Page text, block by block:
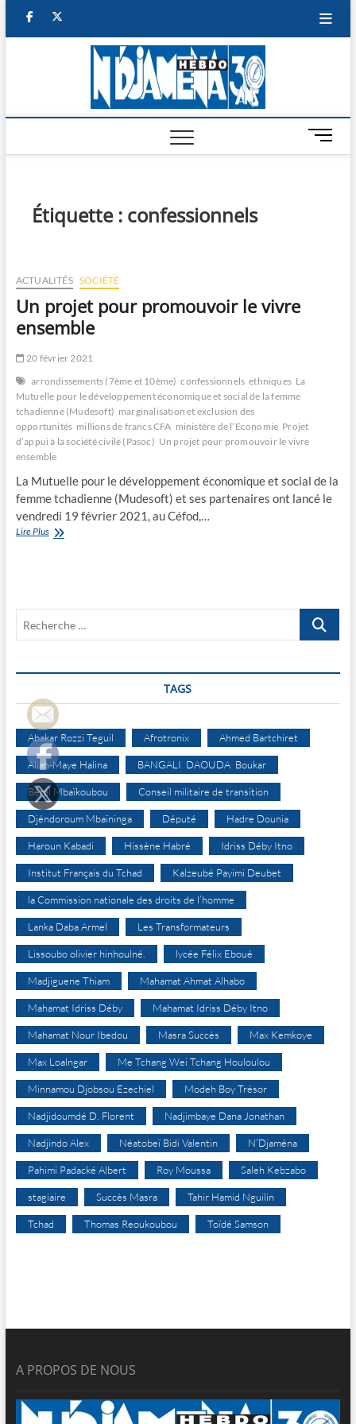
facebook
M
e
Étiquette : confessionnels
ACTUALITÉS SOCIÉTÉ
Un projet pour promouvoir le vivre
ensemble
20 février 2021
arrondissements (7ème et 10ème) confessionnels ethniques La
Mutuelle pour le développement économique et social de la femme
tchadienne (Mudesoft) marginalisation et exclusion des
opportunités millions de francs CFA ministère de l’Economie Projet
d’appui à la société civile (Pasoc) Un projet pour promouvoir le vivre
ensemble
La Mutuelle pour le développement économique et social de la
femme tchadienne (Mudesoft) et ses partenaires ont lancé le
vendredi 19 février 2021, au Céfod,…
Lire PlusUn
Recherche
TAGS
Abakar Rozzi Teguil Afrotronix Ahmed Bartchiret
Allah-Maye Halina BANGALI DAOUDA Boukar
Béral Mbaïkoubou Conseil militaire de transition
Djéndoroum Mbaïninga Député Hadre Dounia
Haroun Kabadi Hissène Habré Idriss Déby Itno
Institut Français du Tchad Kalzeubé Payimi Deubet
la Commission nationale des droits de l’homme
Lanka Daba Armel Les Transformateurs
Lissoubo olivier hinhoulné. lycée Félix Eboué
Madjiguene Thiam Mahamat Ahmat Alhabo
Mahamat Idriss Déby Mahamat Idriss Déby Itno
Mahamat Nour Ibedou Masra Succès Max Kemkoye
Max Loalngar Me Tchang Wei Tchang Houloulou
Minnamou Djobsou Ezechiel Modeh Boy Trésor
Nadjidoumdé D. Florent Nadjimbaye Dana Jonathan
Nadjindo Alex Néatobeï Bidi Valentin N’Djaména
Pahimi Padacké Albert Roy Moussa Saleh Kebzabo
stagiaire Succès Masra Tahir Hamid Nguilin
Tchad Thomas Reoukoubou Toïdé Samson
A PROPOS DE NOUS